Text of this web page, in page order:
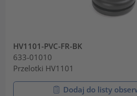
HV1101-PVC-FR-BK
633-01010
Przelotki HV1101
Dodaj do listy